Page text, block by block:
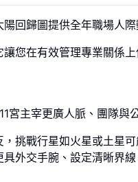
回歸圖提供全年職場人際
您在有效管理專業關係上
宮主宰更廣人脈、團隊與
挑戰行星如火星或土星
外交手腕、設定清晰界